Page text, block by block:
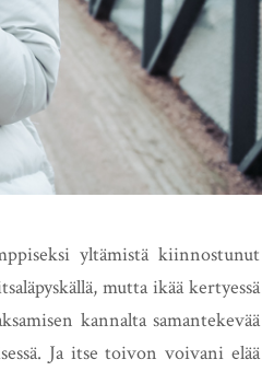
yltämistä kiinnostunut
mutta ikää kertyessä
kannalta samantekevää
Ja itse toivon voivani elää